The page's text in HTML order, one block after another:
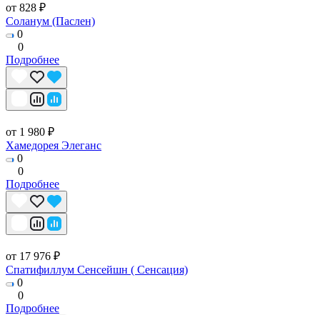
от 828 ₽
Соланум (Паслен)
0
0
Подробнее
от 1 980 ₽
Хамедорея Элеганс
0
0
Подробнее
от 17 976 ₽
Спатифиллум Сенсейшн ( Сенсация)
0
0
Подробнее